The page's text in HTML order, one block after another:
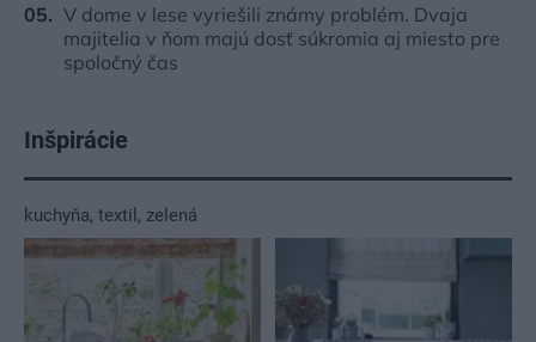
V dome v lese vyriešili známy problém. Dvaja
majitelia v ňom majú dosť súkromia aj miesto pre
spoločný čas
Inšpirácie
kuchyňa, textil , zelená